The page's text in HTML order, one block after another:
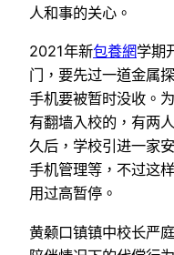
人和事的关心。
2021年新包養網学期
门，要先过一道金属
手机要被暂时没收。
有翻墙入校的，有两
久后，学校引进一家
手机管理等，不过这
用过高暂停。
黄颡口镇镇中校长严